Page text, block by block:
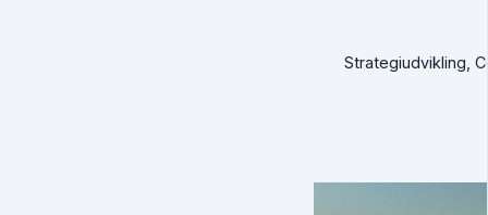
Strategiudvikling,